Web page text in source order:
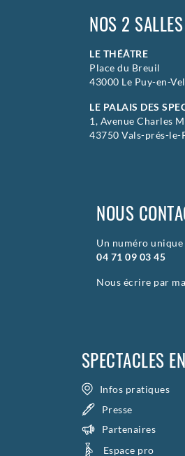
NOS 2 SALLES
LE THÉÂTRE
Place du Breuil
43000 Le Puy-en-
LE PALAIS DES
1, Avenue Charles
43750 Vals-prés-le-
NOUS
Un numéro unique
04 71 09 03 45
Nous écrire par
SPECTACLES
Infos pratiques
Presse
Partenaires
Espace pro